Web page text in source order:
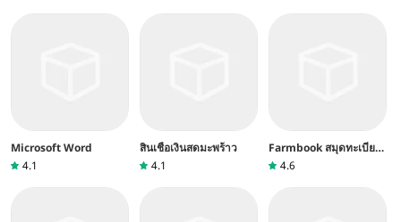
Microsoft Word
4.1
สินเชื่อเงินสดมะพร้าว
4.1
Farmbook สมุดทะเบียน
เกษตรกร
4.6